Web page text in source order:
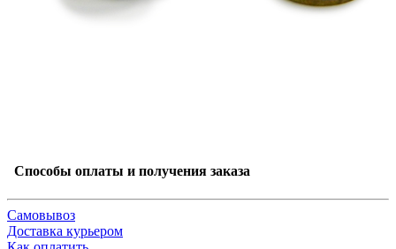
Способы оплаты и получения заказа
Самовывоз
Доставка курьером